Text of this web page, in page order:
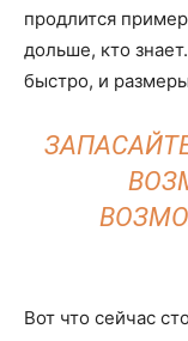
продлится
дольше, кто
быстро, и
Вот что сейчас